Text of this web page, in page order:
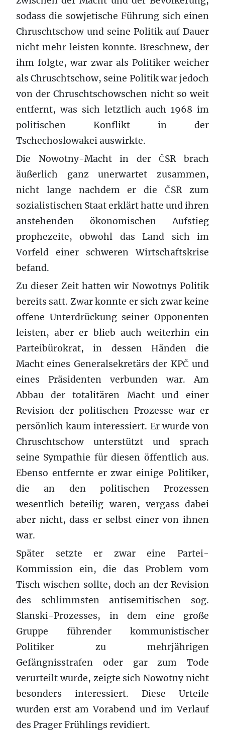
sodass die sowjetische Führung sich einen
Chruschtschow und seine Politik auf Dauer
nicht mehr leisten konnte. Breschnew, der
ihm folgte, war zwar als Politiker weicher
als Chruschtschow, seine Politik war jedoch
von der Chruschtschowschen nicht so weit
entfernt, was sich letztlich auch 1968 im
politischen Konflikt in der
Tschechoslowakei auswirkte.
Die Nowotny-Macht in der ČSR brach
äußerlich ganz unerwartet zusammen,
nicht lange nachdem er die ČSR zum
sozialistischen Staat erklärt hatte und ihren
anstehenden ökonomischen Aufstieg
prophezeite, obwohl das Land sich im
Vorfeld einer schweren Wirtschaftskrise
befand.
Zu dieser Zeit hatten wir Nowotnys Politik
bereits satt. Zwar konnte er sich zwar keine
offene Unterdrückung seiner Opponenten
leisten, aber er blieb auch weiterhin ein
Parteibürokrat, in dessen Händen die
Macht eines Generalsekretärs der KPČ und
eines Präsidenten verbunden war. Am
Abbau der totalitären Macht und einer
Revision der politischen Prozesse war er
persönlich kaum interessiert. Er wurde von
Chruschtschow unterstützt und sprach
seine Sympathie für diesen öffentlich aus.
Ebenso entfernte er zwar einige Politiker,
die an den politischen Prozessen
wesentlich beteilig waren, vergass dabei
aber nicht, dass er selbst einer von ihnen
war.
Später setzte er zwar eine Partei-
Kommission ein, die das Problem vom
Tisch wischen sollte, doch an der Revision
des schlimmsten antisemitischen sog.
Slanski-Prozesses, in dem eine große
Gruppe führender kommunistischer
Politiker zu mehrjährigen
Gefängnisstrafen oder gar zum Tode
verurteilt wurde, zeigte sich Nowotny nicht
besonders interessiert. Diese Urteile
wurden erst am Vorabend und im Verlauf
des Prager Frühlings revidiert.